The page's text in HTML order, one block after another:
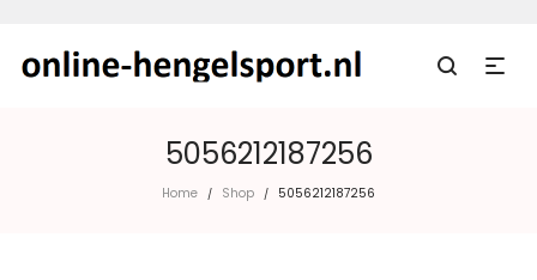
5056212187256
Home / Shop / 5056212187256